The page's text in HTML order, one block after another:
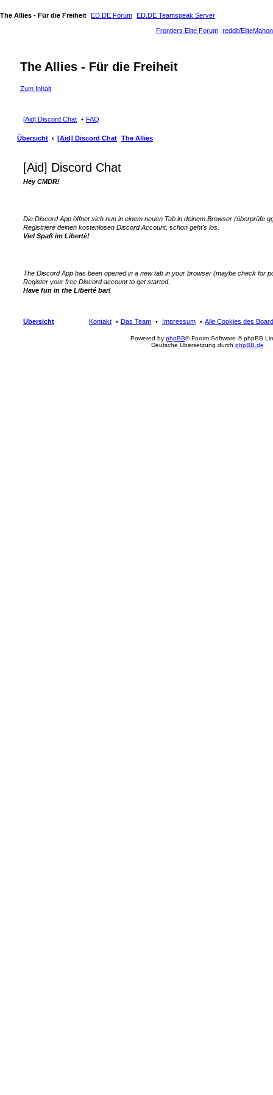
The Allies - Für die Freiheit ED.DE Forum ED.DE Teamspeak Server
reddit/EliteMahon
Frontiers Elite Forum
The Allies - Für die Freiheit
Zum Inhalt
[Aid] Discord Chat FAQ
Übersicht [Aid] Discord Chat The Allies
[Aid] Discord Chat
Hey CMDR!
Die Discord App öffnet sich nun in einem neuen Tab in deinem Browser (überprüfe
Registriere deinen kostenlosen Discord Account, schon geht's los.
Viel Spaß im Liberté!
The Discord App has been opened in a new tab in your browser (maybe check for
Register your free Discord account to get started.
Have fun in the Liberté bar!
Übersicht Alle Cookies des
Impressum
Das Team
Kontakt
Powered by phpBB® Forum Software © phpBB
Deutsche Übersetzung durch phpBB.de